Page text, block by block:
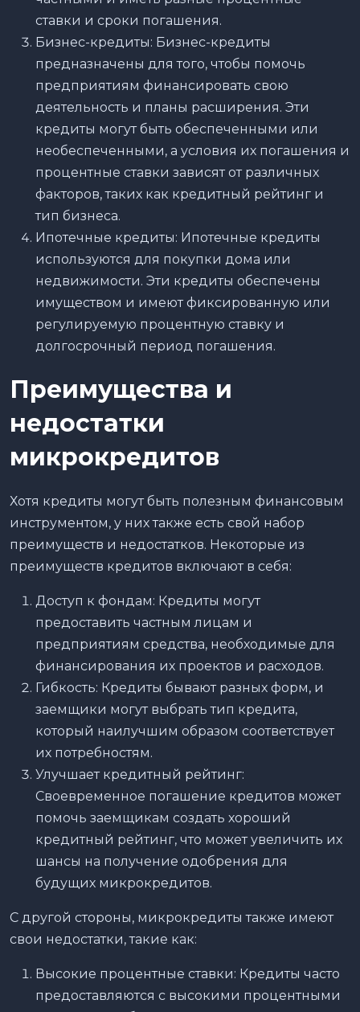
ставки и сроки погашения.
Бизнес-кредиты: Бизнес-кредиты
предназначены для того, чтобы помочь
предприятиям финансировать свою
деятельность и планы расширения. Эти
кредиты могут быть обеспеченными или
необеспеченными, а условия их погашения и
процентные ставки зависят от различных
факторов, таких как кредитный рейтинг и
тип бизнеса.
Ипотечные кредиты: Ипотечные кредиты
используются для покупки дома или
недвижимости. Эти кредиты обеспечены
имуществом и имеют фиксированную или
регулируемую процентную ставку и
долгосрочный период погашения.
Преимущества и
недостатки
микрокредитов
Хотя кредиты могут быть полезным финансовым
инструментом, у них также есть свой набор
преимуществ и недостатков. Некоторые из
преимуществ кредитов включают в себя:
Доступ к фондам: Кредиты могут
предоставить частным лицам и
предприятиям средства, необходимые для
финансирования их проектов и расходов.
Гибкость: Кредиты бывают разных форм, и
заемщики могут выбрать тип кредита,
который наилучшим образом соответствует
их потребностям.
Улучшает кредитный рейтинг:
Своевременное погашение кредитов может
помочь заемщикам создать хороший
кредитный рейтинг, что может увеличить их
шансы на получение одобрения для
будущих микрокредитов.
С другой стороны, микрокредиты также имеют
свои недостатки, такие как:
Высокие процентные ставки: Кредиты часто
предоставляются с высокими процентными